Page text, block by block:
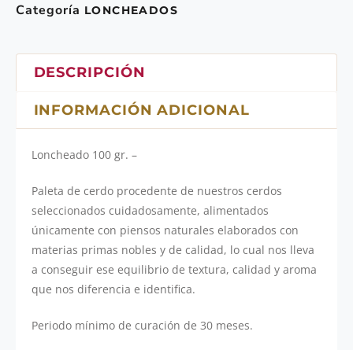
Categoría LONCHEADOS
DESCRIPCIÓN
INFORMACIÓN ADICIONAL
Loncheado 100 gr. –
Paleta de cerdo procedente de nuestros cerdos
seleccionados cuidadosamente, alimentados
únicamente con piensos naturales elaborados con
materias primas nobles y de calidad, lo cual nos lleva
a conseguir ese equilibrio de textura, calidad y aroma
que nos diferencia e identifica.
Periodo mínimo de curación de 30 meses.